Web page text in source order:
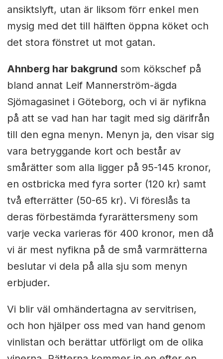
ansiktslyft, utan är liksom förr enkel men
mysig med det till hälften öppna köket och
det stora fönstret ut mot gatan.
Ahnberg har bakgrund som kökschef på
bland annat Leif Mannerström-ägda
Sjömagasinet i Göteborg, och vi är nyfikna
på att se vad han har tagit med sig därifrån
till den egna menyn. Menyn ja, den visar sig
vara betryggande kort och består av
smårätter som alla ligger på 95-145 kronor,
en ostbricka med fyra sorter (120 kr) samt
två efterrätter (50-65 kr). Vi föreslås ta
deras förbestämda fyrarättersmeny som
varje vecka varieras för 400 kronor, men då
vi är mest nyfikna på de små varmrätterna
beslutar vi dela på alla sju som menyn
erbjuder.
Vi blir väl omhändertagna av servitrisen,
och hon hjälper oss med van hand genom
vinlistan och berättar utförligt om de olika